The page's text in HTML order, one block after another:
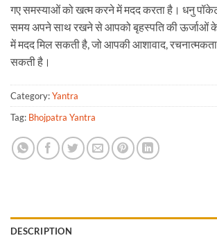
गए समस्याओं को खत्म करने में मदद करता है। धनु पॉकेट
समय अपने साथ रखने से आपको बृहस्पति की ऊर्जाओं
में मदद मिल सकती है, जो आपकी आशावाद, रचनात्मकता
सकती है।
Category:Yantra
Tag: Bhojpatra Yantra
DESCRIPTION